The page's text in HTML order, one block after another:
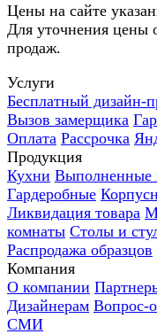
Цены на сайте
Для уточнения цены
продаж.
Услуги
Бесплатный дизайн-
Вызов замерщика
Оплата Рассрочка
Продукция
Кухни Выполненные
Гардеробные
Ликвидация товара
комнаты Столы и
Распродажа образцов
Компания
О компании
Дизайнерам Вопрос-
СМИ